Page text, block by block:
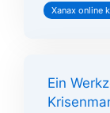
Xanax online
Ein